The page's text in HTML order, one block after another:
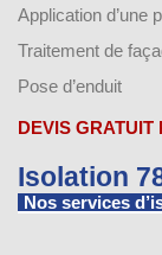
Application d’une
Traitement de
Pose d’enduit
DEVIS GRATUIT
Isolation
Nos services